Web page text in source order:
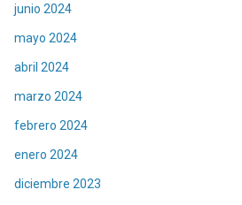
junio 2024
mayo 2024
abril 2024
marzo 2024
febrero 2024
enero 2024
diciembre 2023